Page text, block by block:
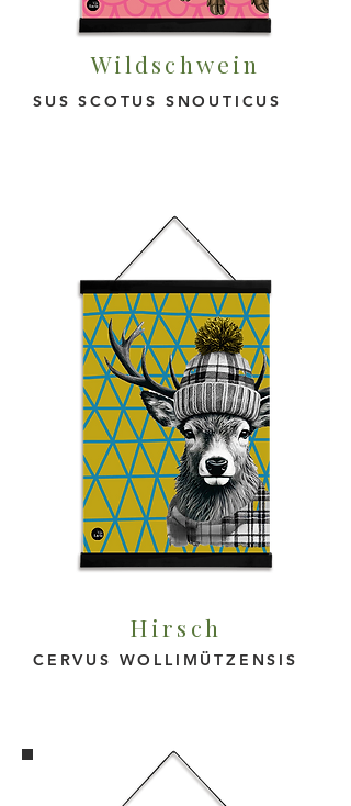
Wildschwein
SUS SCOTUS SNOUTICUS
Hirsch
CERVUS WOLLIMÜTZENSIS